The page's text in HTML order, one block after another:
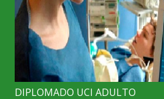
DIPLOMADO UCI ADULTO